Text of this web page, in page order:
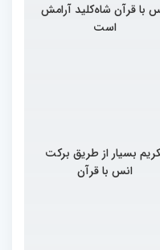
با قرآن شاه‌کلید آرامش
است
بسیار از طریق برکت
انس با قرآن